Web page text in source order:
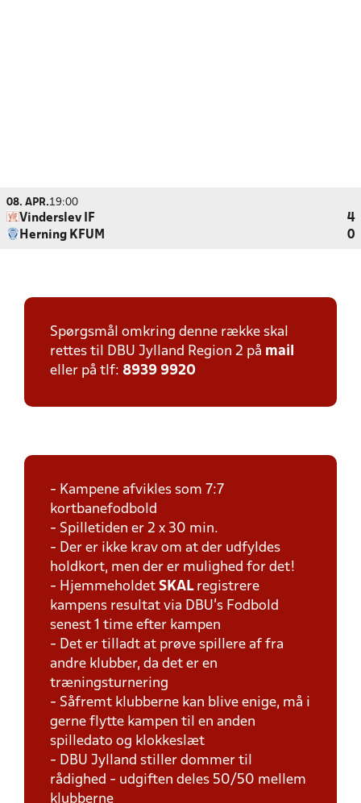
08. APR.19:00
Vinderslev IF
4
Herning KFUM
0
Spørgsmål omkring denne række skal
rettes til DBU Jylland Region 2 på mail
eller på tlf: 8939 9920
- Kampene afvikles som 7:7
kortbanefodbold
- Spilletiden er 2 x 30 min.
- Der er ikke krav om at der udfyldes
holdkort, men der er mulighed for det!
- Hjemmeholdet SKAL registrere
kampens resultat via DBU's Fodbold
senest 1 time efter kampen
- Det er tilladt at prøve spillere af fra
andre klubber, da det er en
træningsturnering
- Såfremt klubberne kan blive enige, må i
gerne flytte kampen til en anden
spilledato og klokkeslæt
- DBU Jylland stiller dommer til
rådighed - udgiften deles 50/50 mellem
klubberne